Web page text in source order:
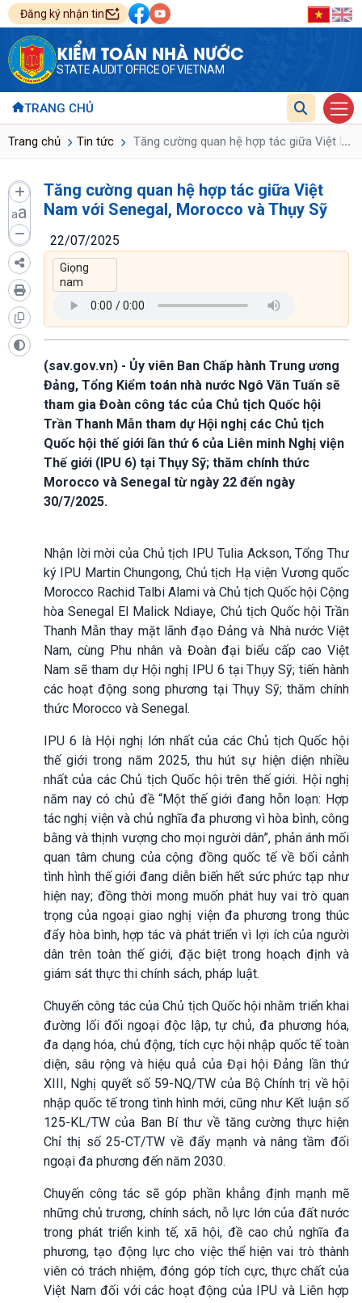
Đăng ký nhận tin
KIỂM TOÁN NHÀ NƯỚC
STATE AUDIT OFFICE OF VIETNAM
TRANG CHỦ
Trang chủ Tin tức Tăng cường quan hệ hợp tác giữa Việt ...
aa
Tăng cường quan hệ hợp tác giữa Việt
Nam với Senegal, Morocco và Thụy Sỹ
22/07/2025
(sav.gov.vn) - Ủy viên Ban Chấp hành Trung ương
Đảng, Tổng Kiểm toán nhà nước Ngô Văn Tuấn sẽ
tham gia Đoàn công tác của Chủ tịch Quốc hội
Trần Thanh Mẫn tham dự Hội nghị các Chủ tịch
Quốc hội thế giới lần thứ 6 của Liên minh Nghị viện
Thế giới (IPU 6) tại Thụy Sỹ; thăm chính thức
Morocco và Senegal từ ngày 22 đến ngày
30/7/2025.
Nhận lời mời của Chủ tịch IPU Tulia Ackson, Tổng Thư
ký IPU Martin Chungong, Chủ tịch Hạ viện Vương quốc
Morocco Rachid Talbi Alami và Chủ tịch Quốc hội Cộng
hòa Senegal El Malick Ndiaye, Chủ tịch Quốc hội Trần
Thanh Mẫn thay mặt lãnh đạo Đảng và Nhà nước Việt
Nam, cùng Phu nhân và Đoàn đại biểu cấp cao Việt
Nam sẽ tham dự Hội nghị IPU 6 tại Thụy Sỹ; tiến hành
các hoạt động song phương tại Thụy Sỹ; thăm chính
thức Morocco và Senegal.
IPU 6 là Hội nghị lớn nhất của các Chủ tịch Quốc hội
thế giới trong năm 2025, thu hút sự hiện diện nhiều
nhất của các Chủ tịch Quốc hội trên thế giới. Hội nghị
năm nay có chủ đề “Một thế giới đang hỗn loạn: Hợp
tác nghị viện và chủ nghĩa đa phương vì hòa bình, công
bằng và thịnh vượng cho mọi người dân”, phản ánh mối
quan tâm chung của cộng đồng quốc tế về bối cảnh
tình hình thế giới đang diễn biến hết sức phức tạp như
hiện nay; đồng thời mong muốn phát huy vai trò quan
trọng của ngoại giao nghị viện đa phương trong thúc
đẩy hòa bình, hợp tác và phát triển vì lợi ích của người
dân trên toàn thế giới, đặc biệt trong hoạch định và
giám sát thực thi chính sách, pháp luật.
Chuyến công tác của Chủ tịch Quốc hội nhằm triển khai
đường lối đối ngoại độc lập, tự chủ, đa phương hóa,
đa dạng hóa, chủ động, tích cực hội nhập quốc tế toàn
diện, sâu rộng và hiệu quả của Đại hội Đảng lần thứ
XIII, Nghị quyết số 59-NQ/TW của Bộ Chính trị về hội
nhập quốc tế trong tình hình mới, cũng như Kết luận số
125-KL/TW của Ban Bí thư về tăng cường thực hiện
Chỉ thị số 25-CT/TW về đẩy mạnh và nâng tầm đối
ngoại đa phương đến năm 2030.
Chuyến công tác sẽ góp phần khẳng định mạnh mẽ
những chủ trương, chính sách, nỗ lực lớn của đất nước
trong phát triển kinh tế, xã hội, đề cao chủ nghĩa đa
phương, tạo động lực cho việc thể hiện vai trò thành
viên có trách nhiệm, đóng góp tích cực, thực chất của
Việt Nam đối với các hoạt động của IPU và Liên hợp